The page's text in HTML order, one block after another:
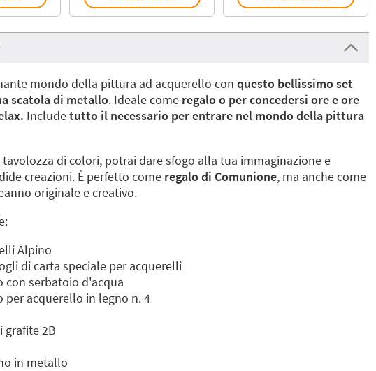
mondo della pittura ad acquerello con questo bellissimo set
scatola di metallo. Ideale come regalo o per concedersi ore e ore
Includetutto il necessario per entrare nel mondo della pittura
di colori, potrai dare sfogo alla tua immaginazione e
creazioni. È perfetto comeregalo di Comunione, ma anche come
originale e creativo.
Alpino
di carta speciale per acquerelli
con serbatoio d'acqua
per acquerello in legno n. 4
grafite 2B
in metallo